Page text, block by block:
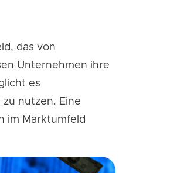
das von
Unternehmen ihre
es
nutzen. Eine
im Marktumfeld